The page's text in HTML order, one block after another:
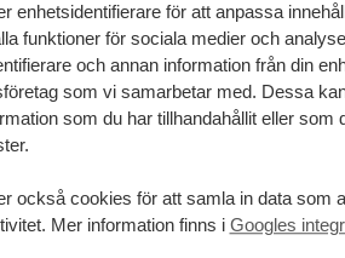
enhetsidentifierare för att anpassa
funktioner för sociala medier och
och annan information från din
som vi samarbetar med. Dessa
som du har tillhandahållit eller som
också cookies för att samla in data som
Mer information finns i Googles